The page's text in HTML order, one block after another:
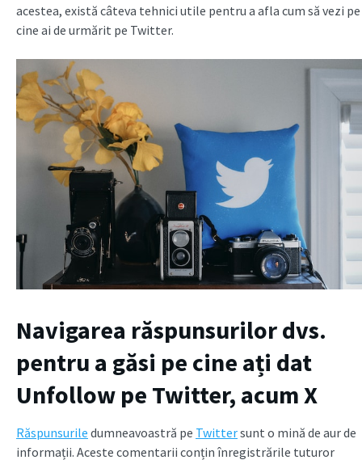
acestea, există câteva tehnici utile pentru a afla cum să vezi pe
cine ai de urmărit pe Twitter.
Navigarea răspunsurilor dvs.
pentru a găsi pe cine ați dat
Unfollow pe Twitter, acum X
Răspunsurile dumneavoastră pe Twittersunt o mină de aur de
informații. Aceste comentarii conțin înregistrările tuturor